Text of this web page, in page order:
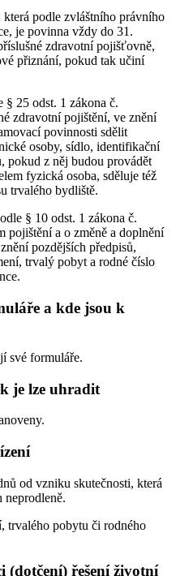
která podle zvláštního právního
je povinna vždy do 31.
zdravotní pojišťovně,
přiznání, pokud tak učiní
25 odst. 1 zákona č.
zdravotní pojištění, ve znění
povinnosti sdělit
osoby, sídlo, identifikační
pokud z něj budou provádět
fyzická osoba, sděluje též
trvalého bydliště.
§ 10 odst. 1 zákona č.
pojištění a o změně a doplnění
pozdějších předpisů,
trvalý pobyt a rodné číslo
a kde jsou k
své formuláře.
je lze uhradit
od vzniku skutečnosti, která
neprodleně.
trvalého pobytu či rodného
(dotčení) řešení životní